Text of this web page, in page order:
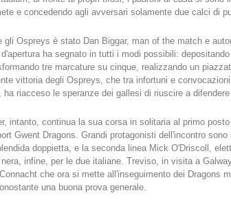
e concedendo agli avversari solamente due calci di
gli Ospreys è stato Dan Biggar, man of the match e
d'apertura ha segnato in tutti i modi possibili:
tre marcature su cinque, realizzando un
vittoria degli Ospreys, che tra infortuni e
ha riacceso le speranze dei gallesi di riuscire a
intanto, continua la sua corsa in solitaria al primo
Gwent Dragons. Grandi protagonisti dell'incontro
doppietta, e la seconda linea Mick O'Driscoll,
infine, per le due italiane. Treviso, in visita a
che ora si mette all'inseguimento dei Dragons
una buona prova generale.